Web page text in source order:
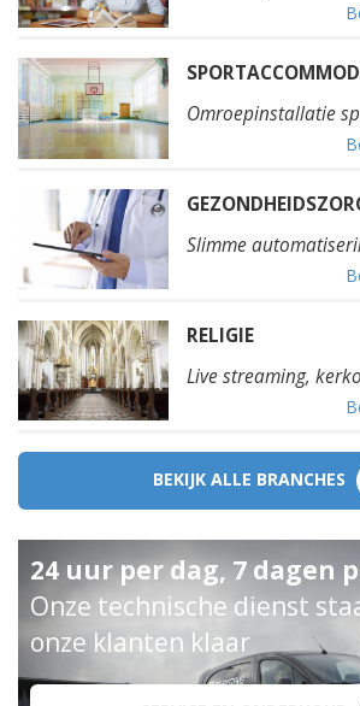
Omroepinstallatie
Slimme
RELIGIE
Live streaming,
BEKIJK ALLE BRANCHES
24 uur per dag, 7 dagen
Onze technische dienst
onze klanten klaar